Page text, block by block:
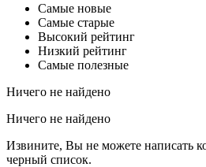
Самые новые
Самые старые
Высокий рейтинг
Низкий рейтинг
Самые полезные
Ничего не найдено
Ничего не найдено
Извините, Вы не можете написать
черный список.